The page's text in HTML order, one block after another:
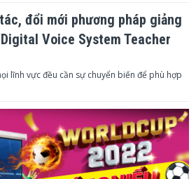
đổi mới phương pháp giảng
Voice System Teacher
lĩnh vực đều cần sự chuyển biến để phù hợp